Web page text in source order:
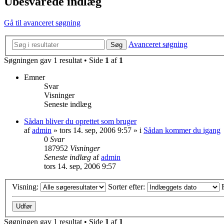
Gå til avanceret søgning
Søg
Avanceret søgning
Søgningen gav 1 resultat • Side 1 af 1
Emner
Svar
Visninger
Seneste indlæg
Sådan bliver du oprettet som bruger
afadmin » tors 14. sep, 2006 9:57 » i Sådan kommer du igang
0 Svar
187952 Visninger
Seneste indlæg afadmin
tors 14. sep, 2006 9:57
Visning: Sorter efter:
Søgningen gav 1 resultat • Side 1 af 1